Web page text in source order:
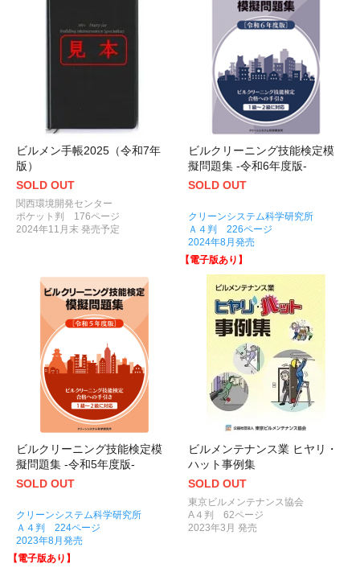
ビルメン手帳2025（令和7年
版）
SOLD OUT
関西環境開発センター
ポケット判 176ページ
2024年11月末 発売予定
ビルクリーニング技能検定模
擬問題集 -令和6年度版-
SOLD OUT
クリーンシステム科学研究所
Ａ４判 226ページ
2024年8月発売
【電子版あり】
ビルクリーニング技能検定模
擬問題集 -令和5年度版-
SOLD OUT
クリーンシステム科学研究所
Ａ４判 224ページ
2023年8月発売
【電子版あり】
ビルメンテナンス業 ヒヤリ・
ハット事例集
SOLD OUT
東京ビルメンテナンス協会
A４判 62ページ
2023年3月 発売